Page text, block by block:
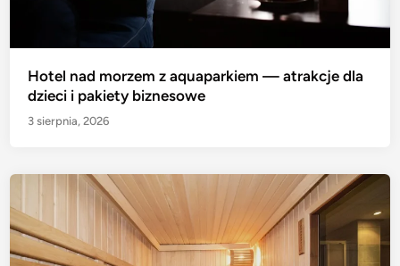
Hotel nad morzem z aquaparkiem — atrakcje dla
dzieci i pakiety biznesowe
3 sierpnia, 2026